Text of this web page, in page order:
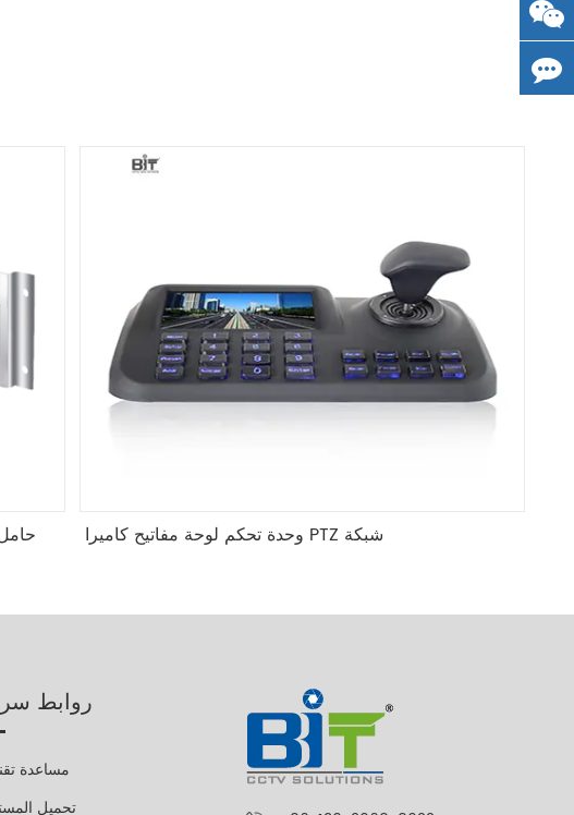
وحدة تحكم لوحة مفاتيح كاميرا PTZ شبكة
روابط
مساعدة
تحميل